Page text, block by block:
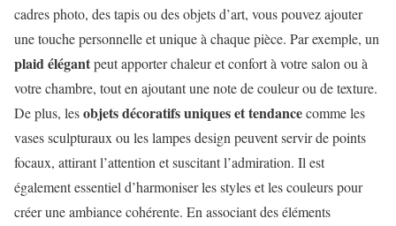
cadres photo, des tapis ou des objets d’art, vous pouvez ajouter
une touche personnelle et unique à chaque pièce. Par exemple, un
plaid élégantpeut apporter chaleur et confort à votre salon ou à
votre chambre, tout en ajoutant une note de couleur ou de texture.
De plus, lesobjets décoratifs uniques et tendancecomme les
vases sculpturaux ou les lampes design peuvent servir de points
focaux, attirant l’attention et suscitant l’admiration. Il est
également essentiel d’harmoniser les styles et les couleurs pour
créer une ambiance cohérente. En associant des éléments